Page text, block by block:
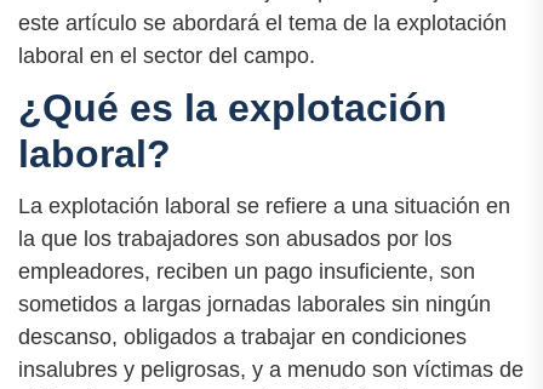
este artículo se abordará el tema de la explotación
laboral en el sector del campo.
¿Qué es la explotación
laboral?
La explotación laboral se refiere a una situación en
la que los trabajadores son abusados por los
empleadores, reciben un pago insuficiente, son
sometidos a largas jornadas laborales sin ningún
descanso, obligados a trabajar en condiciones
insalubres y peligrosas, y a menudo son víctimas de